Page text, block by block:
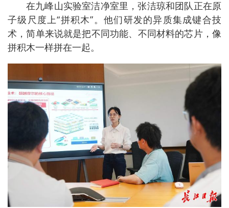
在九峰山实验室洁净室里，张洁琼和团队正在原
子级尺度上“拼积木”。他们研发的异质集成键合技
术，简单来说就是把不同功能、不同材料的芯片，像
拼积木一样拼在一起。